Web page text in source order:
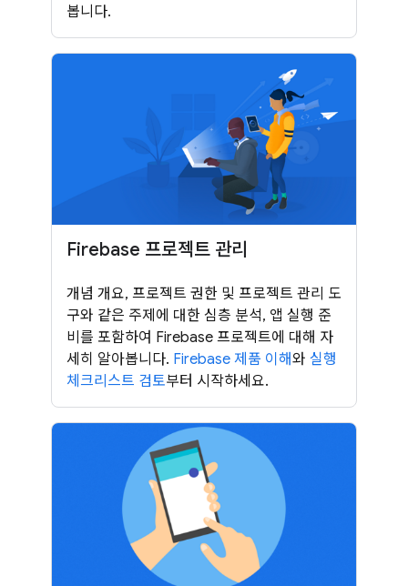
봅니다.
Firebase 프로젝트 관리
개념 개요, 프로젝트 권한 및 프로젝트 관리 도
구와 같은 주제에 대한 심층 분석, 앱 실행 준
비를 포함하여 Firebase 프로젝트에 대해 자
세히 알아봅니다. Firebase 제품 이해와 실행
체크리스트 검토부터 시작하세요.